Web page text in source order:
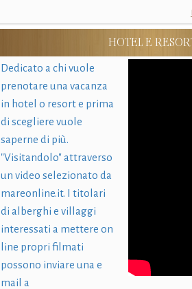
HOTEL E
Dedicato a chi vuole
prenotare una vacanza
in hotel o resort e prima
di scegliere vuole
saperne di più.
"Visitandolo" attraverso
un video selezionato da
mareonline.it. I titolari
di alberghi e villaggi
interessati a mettere on
line propri filmati
possono inviare una e
mail a